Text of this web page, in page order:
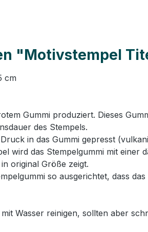
"Motivstempel
cm
Gummi produziert. Dieses
des Stempels.
in das Gummi gepresst
wird das Stempelgummi mit
original Größe zeigt.
so ausgerichtet, dass
Wasser reinigen, sollten aber